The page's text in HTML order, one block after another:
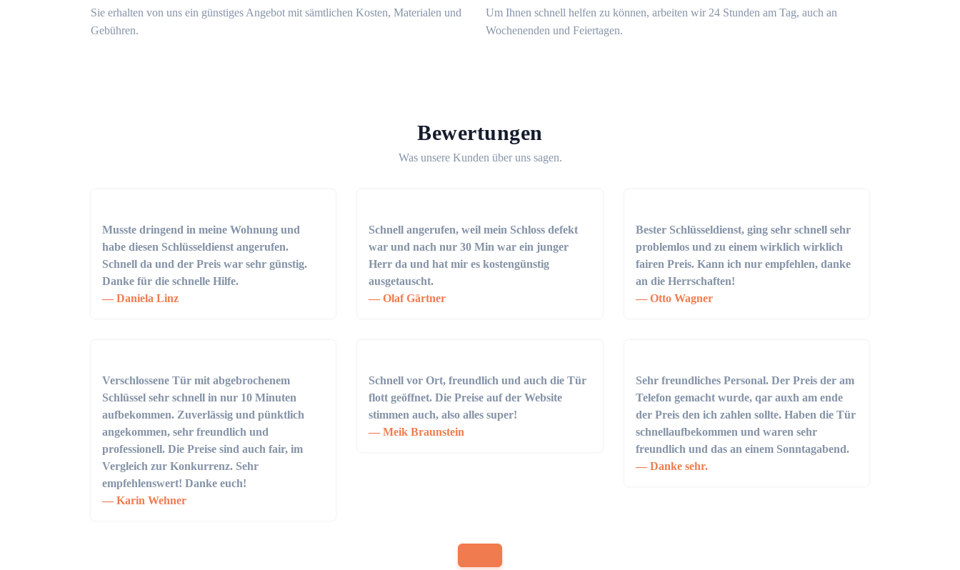
Sie erhalten von uns ein günstiges Angebot mit sämtlichen Kosten, Materialen und
Gebühren.
Um Ihnen schnell helfen zu können, arbeiten wir 24 Stunden am Tag, auch an
Wochenenden und Feiertagen.
Bewertungen
Was unsere Kunden über uns sagen.
Musste dringend in meine Wohnung und
habe diesen Schlüsseldienst angerufen.
Schnell da und der Preis war sehr günstig.
Danke für die schnelle Hilfe.
Daniela Linz
Schnell angerufen, weil mein Schloss defekt
war und nach nur 30 Min war ein junger
Herr da und hat mir es kostengünstig
ausgetauscht.
Olaf Gärtner
Bester Schlüsseldienst, ging sehr schnell sehr
problemlos und zu einem wirklich wirklich
fairen Preis. Kann ich nur empfehlen, danke
an die Herrschaften!
Otto Wagner
Verschlossene Tür mit abgebrochenem
Schlüssel sehr schnell in nur 10 Minuten
aufbekommen. Zuverlässig und pünktlich
angekommen, sehr freundlich und
professionell. Die Preise sind auch fair, im
Vergleich zur Konkurrenz. Sehr
empfehlenswert! Danke euch!
Karin Wehner
Schnell vor Ort, freundlich und auch die Tür
flott geöffnet. Die Preise auf der Website
stimmen auch, also alles super!
Meik Braunstein
Sehr freundliches Personal. Der Preis der am
Telefon gemacht wurde, qar auxh am ende
der Preis den ich zahlen sollte. Haben die Tür
schnellaufbekommen und waren sehr
freundlich und das an einem Sonntagabend.
Danke sehr.